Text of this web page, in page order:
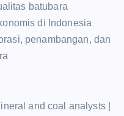
batubara
di Indonesia
penambangan, dan
and coal analysts |